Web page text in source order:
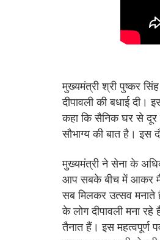
मुख्यमंत्री श्री पुष्कर
दीपावली की बधाई दी।
कहा कि सैनिक घर से दूर
सौभाग्य की बात है। इस
मुख्यमंत्री ने सेना के
आप सबके बीच में आकर मैं
सब मिलकर उत्सव मनाते
के लोग दीपावली मना रहे
तैनात हैं। इस महत्वपूर्ण